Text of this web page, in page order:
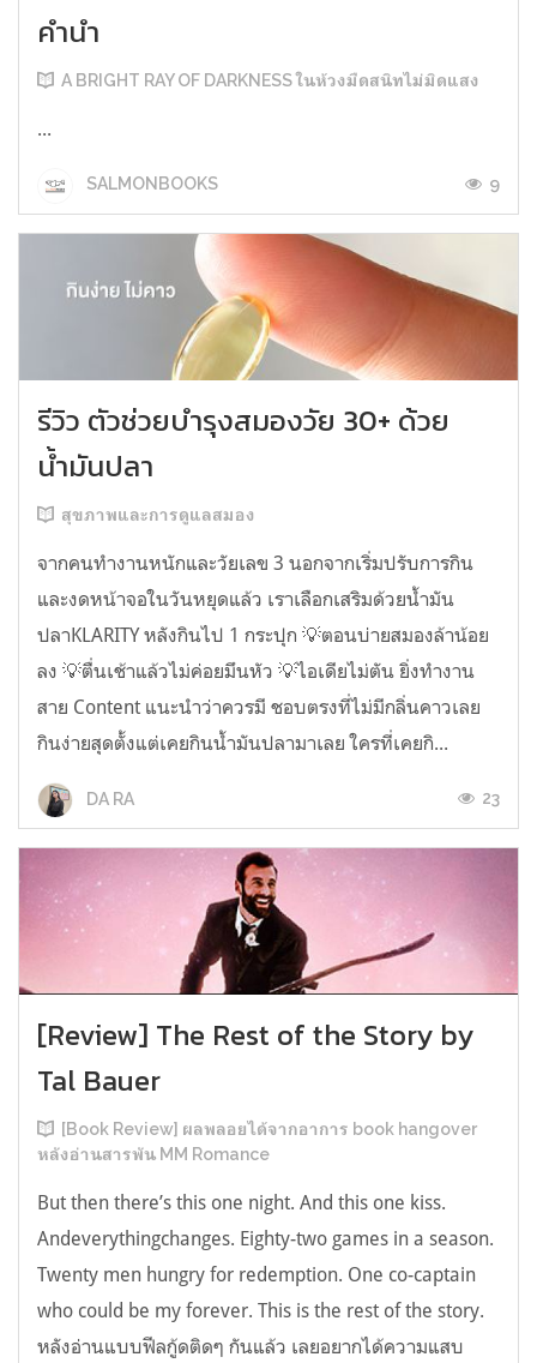
คำนำ
A BRIGHT RAY OF DARKNESS ในห้วงมืดสนิทไม่มิดแสง
...
SALMONBOOKS 9
รีวิว ตัวช่วยบำรุงสมองวัย 30+ ด้วย
น้ำมันปลา
สุขภาพและการดูแลสมอง
จากคนทำงานหนักและวัยเลข 3 นอกจากเริ่มปรับการกิน
และงดหน้าจอในวันหยุดแล้ว เราเลือกเสริมด้วยน้ำมัน
ปลาKLARITY หลังกินไป 1 กระปุก 💡ตอนบ่ายสมองล้าน้อย
ลง 💡ตื่นเช้าแล้วไม่ค่อยมึนหัว 💡ไอเดียไม่ตัน ยิ่งทำงาน
สาย Content แนะนำว่าควรมี ชอบตรงที่ไม่มีกลิ่นคาวเลย
กินง่ายสุดตั้งแต่เคยกินน้ำมันปลามาเลย ใครที่เคยกิ...
DA RA 23
[Review] The Rest of the Story by
Tal Bauer
[Book Review] ผลพลอยได้จากอาการ book hangover
หลังอ่านสารพัน MM Romance
But then there’s this one night. And this one kiss.
Andeverythingchanges. Eighty-two games in a season.
Twenty men hungry for redemption. One co-captain
who could be my forever. This is the rest of the story.
หลังอ่านแบบฟีลกู้ดติดๆ กันแล้ว เลยอยากได้ความแสบ